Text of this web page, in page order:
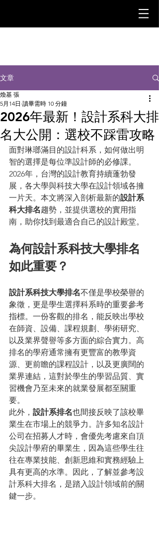
文章
2026年最新！設計系科大排
名大公開：選校不踩雷攻略
煥基 張
5月14日 讀畢需時 10 分鐘
面對琳瑯滿目的設計科系，如何做出明
智的選擇是每位準設計師的必修課。
2026年，台灣的設計教育持續蓬勃發
展，各大學與科技大學在設計領域各擁
一片天。本文將深入剖析最新的設計系
科大排名趨勢，並提供選校的實用指
南，助你找到最適合自己的設計殿堂。
為何設計系科技大學排名
如此重要？
設計系科技大學排名不僅是學校榮譽的
象徵，更是學生選擇科系時的重要參考
指標。一份客觀的排名，能反映出學校
在師資、設備、課程規劃、學術研究、
以及業界聲譽等多方面的綜合實力。高
排名的學府通常擁有更豐富的教學資
源、更前瞻的課程設計，以及更廣闊的
業界連結，這對於學生的學習品質、實
習機會乃至未來的就業發展都至關重
要。
此外， 設計系排名也間接反映了該校畢
業生在市場上的競爭力。許多知名設計
公司在招募人才時，會優先考慮來自頂
尖設計學府的畢業生，因為這些學生往
往在專業技能、創新思維和實務經驗上
具有更高的水準。因此，了解並參考設
計系科大排名，是踏入設計領域前的關
鍵一步。